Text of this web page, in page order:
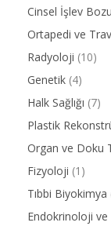
Cinsel İşlev
Ortapedi ve
Radyoloji (10)
Genetik (4)
Halk Sağlığı (7)
Plastik
Organ ve Doku
Fizyoloji (1)
Tıbbi Biyokimya
Endokrinoloji